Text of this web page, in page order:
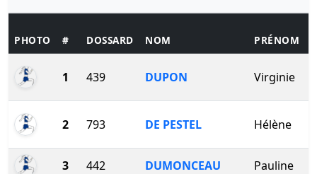
PHOTO # DOSSARD NOM PRÉNOM
1 439 DUPON Virginie
2 793 DE PESTEL Hélène
3 442 DUMONCEAU Pauline